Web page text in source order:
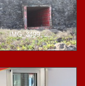
IMG_3499